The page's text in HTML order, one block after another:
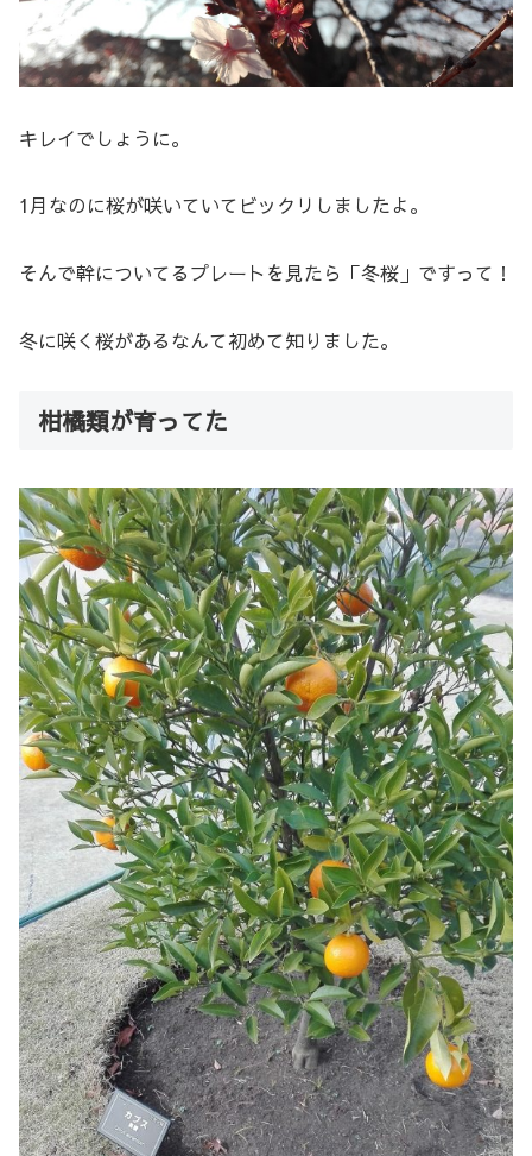
キレイでしょうに。
1月なのに桜が咲いていてビックリしましたよ。
そんで幹についてるプレートを見たら「冬桜」ですって！
冬に咲く桜があるなんて初めて知りました。
柑橘類が育ってた